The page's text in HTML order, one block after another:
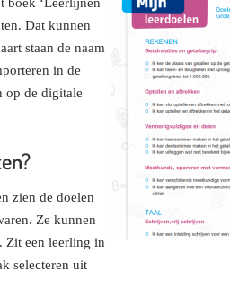
Dat kunnen
staan de naam
in de
op de digitale
zien de doelen
Ze kunnen
Zit een leerling in
selecteren uit